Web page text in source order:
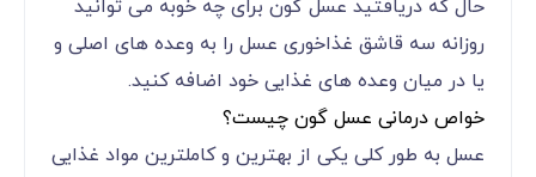
حال که دریافتید عسل گون برای چه خوبه می توانید
روزانه سه قاشق غذاخوری عسل را به وعده های اصلی و
یا در میان وعده های غذایی خود اضافه کنید.
خواص درمانی عسل گون چیست؟
عسل به طور کلی یکی از بهترین و کاملترین مواد غذایی